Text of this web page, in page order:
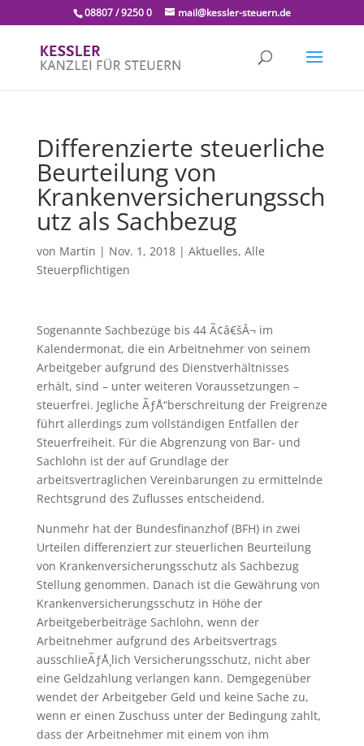
08807 / 9250 0 mail@kessler-steuern.de
Differenzierte steuerliche
Beurteilung von
Krankenversicherungssch
utz als Sachbezug
von Martin | Nov. 1, 2018| Aktuelles, Alle
Steuerpflichtigen
Sogenannte Sachbezüge bis 44 Ã¢â€šÂ¬ im
Kalendermonat, die ein Arbeitnehmer von seinem
Arbeitgeber aufgrund des Dienstverhältnisses
erhält, sind – unter weiteren Voraussetzungen –
steuerfrei. Jegliche ÃƒÅ“berschreitung der Freigrenze
führt allerdings zum vollständigen Entfallen der
Steuerfreiheit. Für die Abgrenzung von Bar- und
Sachlohn ist der auf Grundlage der
arbeitsvertraglichen Vereinbarungen zu ermittelnde
Rechtsgrund des Zuflusses entscheidend.
Nunmehr hat der Bundesfinanzhof (BFH) in zwei
Urteilen differenziert zur steuerlichen Beurteilung
von Krankenversicherungsschutz als Sachbezug
Stellung genommen. Danach ist die Gewährung von
Krankenversicherungsschutz in Höhe der
Arbeitgeberbeiträge Sachlohn, wenn der
Arbeitnehmer aufgrund des Arbeitsvertrags
ausschlieÃƒÅ¸lich Versicherungsschutz, nicht aber
eine Geldzahlung verlangen kann. Demgegenüber
wendet der Arbeitgeber Geld und keine Sache zu,
wenn er einen Zuschuss unter der Bedingung zahlt,
dass der Arbeitnehmer mit einem von ihm